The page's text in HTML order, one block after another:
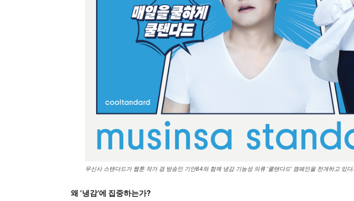
무신사 스탠다드가 웹툰 작가 겸 방송인 기안84와 함께 냉감 기능성 의류 ‘쿨탠다드’ 캠페인을 전개하고 있다.
왜 ‘냉감’에 집중하는가?